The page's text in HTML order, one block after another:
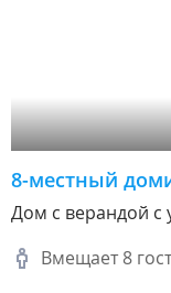
8-местный
Дом с верандой с
Вмещает 8